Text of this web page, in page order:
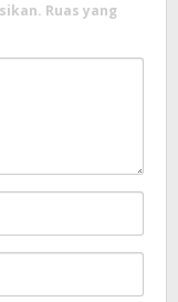
Ruas yang